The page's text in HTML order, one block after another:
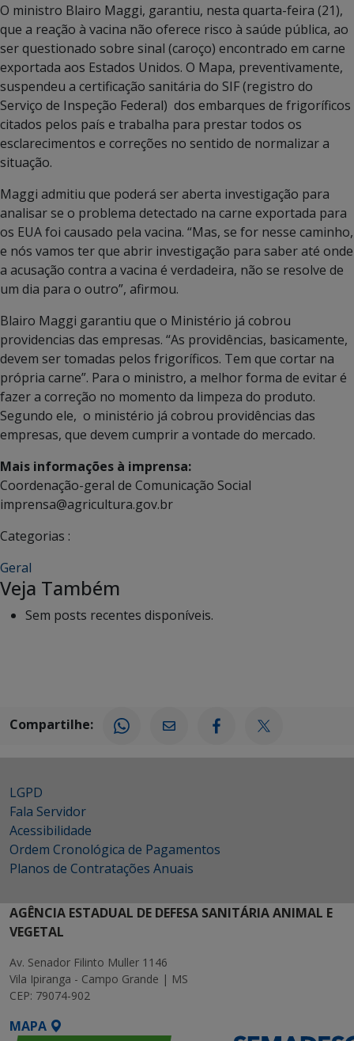
O ministro Blairo Maggi, garantiu, nesta quarta-feira (21),
que a reação à vacina não oferece risco à saúde pública, ao
ser questionado sobre sinal (caroço) encontrado em carne
exportada aos Estados Unidos. O Mapa, preventivamente,
suspendeu a certificação sanitária do SIF (registro do
Serviço de Inspeção Federal) dos embarques de frigoríficos
citados pelos país e trabalha para prestar todos os
esclarecimentos e correções no sentido de normalizar a
situação.
Maggi admitiu que poderá ser aberta investigação para
analisar se o problema detectado na carne exportada para
os EUA foi causado pela vacina. “Mas, se for nesse caminho,
e nós vamos ter que abrir investigação para saber até onde
a acusação contra a vacina é verdadeira, não se resolve de
um dia para o outro”, afirmou.
Blairo Maggi garantiu que o Ministério já cobrou
providencias das empresas. “As providências, basicamente,
devem ser tomadas pelos frigoríficos. Tem que cortar na
própria carne”. Para o ministro, a melhor forma de evitar é
fazer a correção no momento da limpeza do produto.
Segundo ele, o ministério já cobrou providências das
empresas, que devem cumprir a vontade do mercado.
Mais informações à imprensa:
Coordenação-geral de Comunicação Social
imprensa@agricultura.gov.br
Categorias :
Geral
Veja Também
Sem posts recentes disponíveis.
Compartilhe:
LGPD
Fala Servidor
Acessibilidade
Ordem Cronológica de Pagamentos
Planos de Contratações Anuais
AGÊNCIA ESTADUAL DE DEFESA SANITÁRIA ANIMAL E
VEGETAL
Av. Senador Filinto Muller 1146
Vila Ipiranga - Campo Grande | MS
CEP: 79074-902
MAPA